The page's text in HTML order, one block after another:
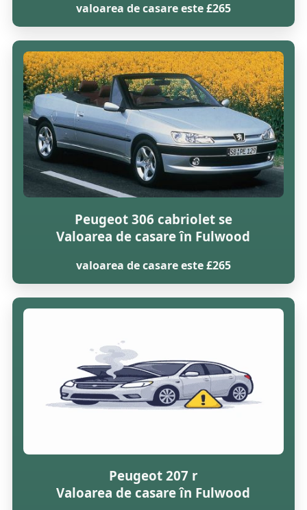
valoarea de casare este £265
Peugeot 306 cabriolet se
Valoarea de casare în Fulwood
valoarea de casare este £265
Peugeot 207 r
Valoarea de casare în Fulwood